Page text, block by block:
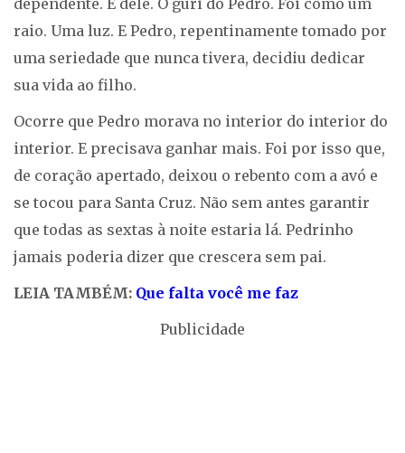
dependente. E dele. O guri do Pedro. Foi como um
raio. Uma luz. E Pedro, repentinamente tomado por
uma seriedade que nunca tivera, decidiu dedicar
sua vida ao filho.
Ocorre que Pedro morava no interior do interior do
interior. E precisava ganhar mais. Foi por isso que,
de coração apertado, deixou o rebento com a avó e
se tocou para Santa Cruz. Não sem antes garantir
que todas as sextas à noite estaria lá. Pedrinho
jamais poderia dizer que crescera sem pai.
LEIA TAMBÉM: Que falta você me faz
Publicidade